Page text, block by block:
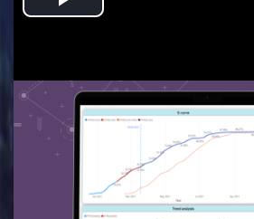
Play